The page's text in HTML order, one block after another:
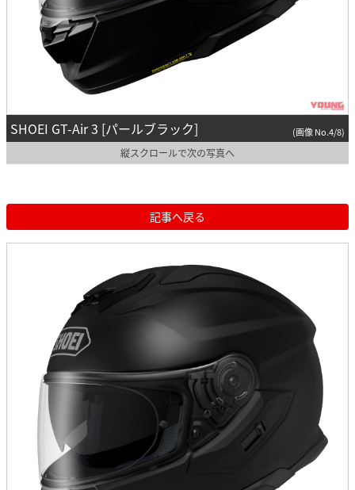
SHOEI GT-Air 3 [パールブラック] (画像 No.4/8)
縦スクロールで次の写真へ
記事へ戻る